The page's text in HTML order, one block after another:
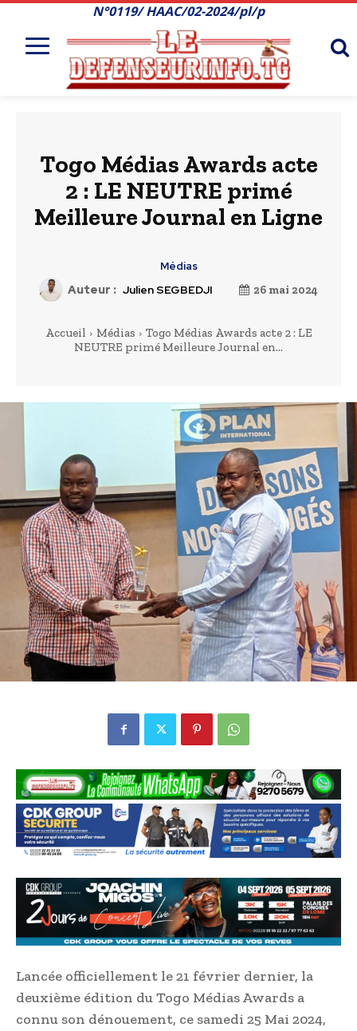
N°0119/ HAAC/02-2024/pl/p
Togo Médias Awards acte
2 : LE NEUTRE primé
Meilleure Journal en Ligne
Médias
Auteur : Julien SEGBEDJI 26 mai 2024
Accueil Médias
Togo Médias Awards acte 2 : LE
NEUTRE primé Meilleure Journal en...
Lancée officiellement le 21 février dernier, la
deuxième édition du Togo Médias Awards a
connu son dénouement, ce samedi 25 Mai 2024,